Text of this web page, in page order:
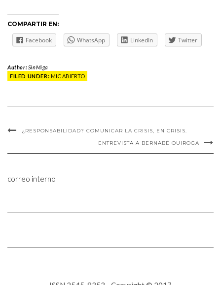
COMPARTIR EN:
Facebook WhatsApp LinkedIn Twitter
Author:SinMiga
FILED UNDER: MIC ABIERTO
¿RESPONSABILIDAD? COMUNICAR LA CRISIS, EN CRISIS.
ENTREVISTA A BERNABÉ QUIROGA
correo interno